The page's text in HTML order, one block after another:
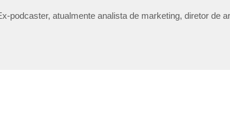
podcaster, atualmente analista de marketing, diretor de